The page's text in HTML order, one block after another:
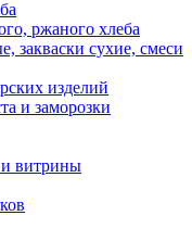
ржаного хлеба
закваски сухие, смеси
изделий
и заморозки
витрины